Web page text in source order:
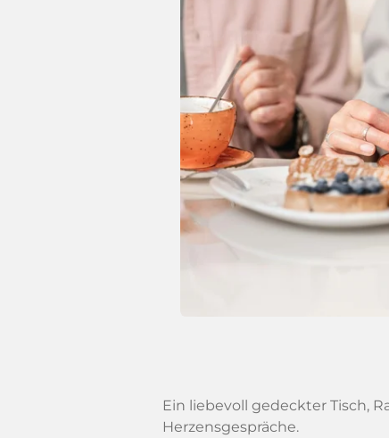
Ein liebevoll gedeckter Tisch,
Herzensgespräche.